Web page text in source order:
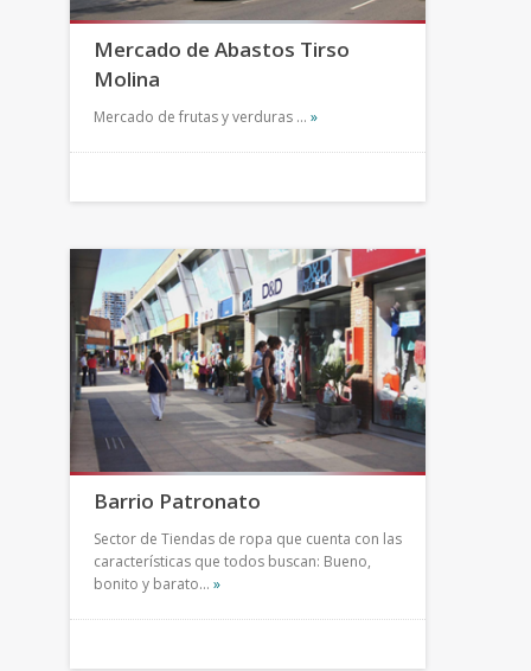
Mercado de Abastos Tirso
Molina
Mercado de frutas y verduras … »
Barrio Patronato
Sector de Tiendas de ropa que cuenta con las
características que todos buscan: Bueno,
bonito y barato… »